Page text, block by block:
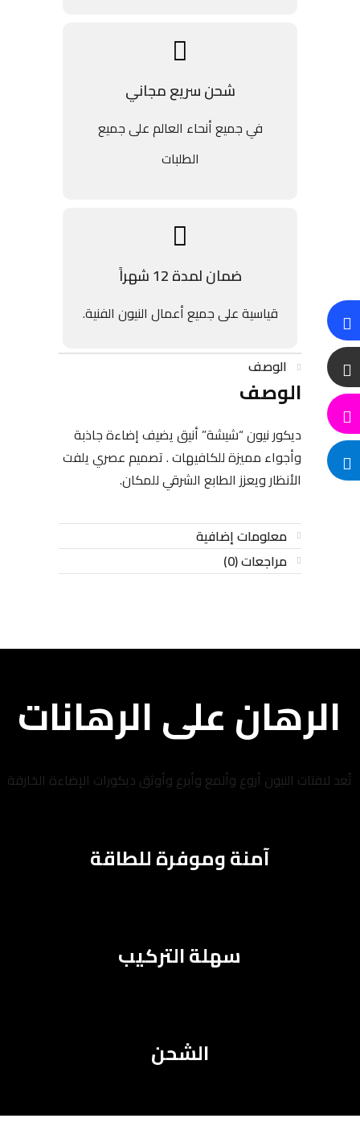
شحن سريع مجاني
في جميع أنحاء العالم على جميع
الطلبات
ضمان لمدة 12 شهراً
قياسية على جميع أعمال النيون الفنية.
الوصف
الوصف
ديكور نيون “شيشة” أنيق يضيف إضاءة جاذبة
وأجواء مميزة للكافيهات . تصميم عصري يلفت
الأنظار ويعزز الطابع الشرقي للمكان.
معلومات إضافية
مراجعات (0)
الرهان على الرهانات
تُعد لافتات النيون أروع وألمع وأبرع وأوثق ديكورات الإضاءة الخارقة
آمنة وموفرة للطاقة
سهلة التركيب
الشحن